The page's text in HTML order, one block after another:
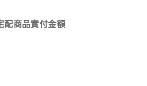
配商品實付金額